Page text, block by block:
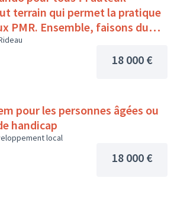
la pratique
PMR. Ensemble, faisons du
18 000 €
pour les personnes âgées ou
handicap
local
18 000 €